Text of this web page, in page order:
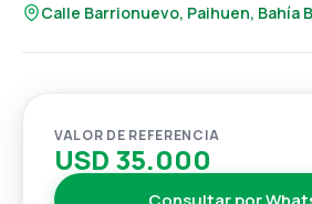
Calle Barrionuevo, Paihuen, Bahía
VALOR DE REFERENCIA
USD 35.000